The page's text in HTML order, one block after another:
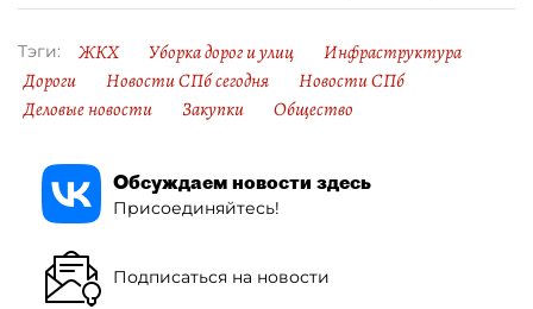
Тэги: ЖКХ Уборка дорог и улиц
Инфраструктура
Дороги
Новости СПб сегодня
Новости СПб
Деловые новости
Закупки Общество
Обсуждаем новости здесь
Присоединяйтесь!
Подписаться на новости